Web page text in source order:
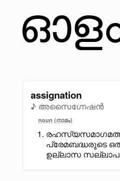
assignation
♪ അസൈഗ്നേഷൻ
noun (നാമം)
പ്രേമബദ്ധരുടെ
ഉല്ലാസ